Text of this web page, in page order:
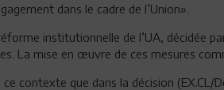
dans le cadre de l’Union».
institutionnelle de l’UA, décidée
La mise en œuvre de ces mesures
ce contexte que dans la décision (EX.CL/